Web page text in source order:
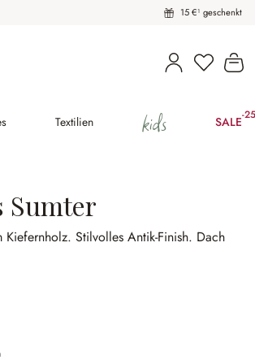
15 €¹ geschenkt
Du hast
Textilien kids SALE-
Sumter
Kiefernholz.Stilvolles Antik-Finish. Dach